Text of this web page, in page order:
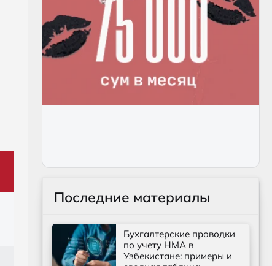
Последние материалы
Бухгалтерские проводки
по учету НМА в
Узбекистане: примеры и